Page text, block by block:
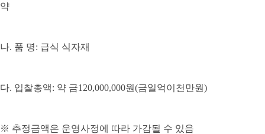
약
나. 품 명: 급식 식자재
다. 입찰총액: 약 금120,000,000원(금일억이천만원)
※ 추정금액은 운영사정에 따라 가감될 수 있음